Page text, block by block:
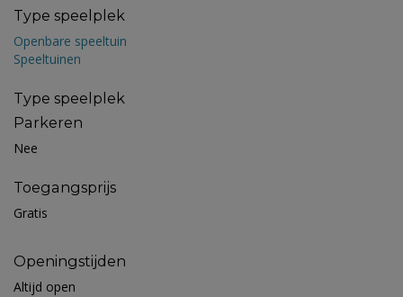
Type speelplek
Openbare speeltuin
Speeltuinen
Type speelplek
Parkeren
Nee
Toegangsprijs
Gratis
Openingstijden
Altijd open